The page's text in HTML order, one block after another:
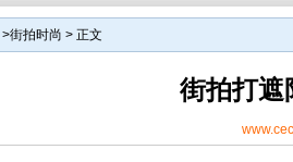
>街拍时尚 > 正文
街拍打遮